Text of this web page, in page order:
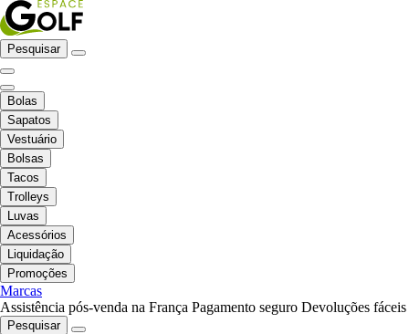
Pesquisar
Bolas
Sapatos
Vestuário
Bolsas
Tacos
Trolleys
Luvas
Acessórios
Liquidação
Promoções
Marcas
Assistência pós-venda na França Pagamento seguro Devoluções fáceis
Pesquisar